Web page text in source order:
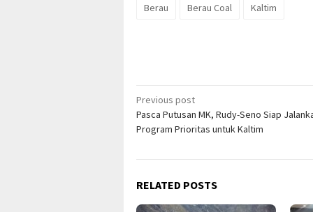
Berau Berau Coal Kaltim
Post
navigation
Previous post
Pasca Putusan MK, Rudy-Seno Siap
Program Prioritas untuk Kaltim
RELATED POSTS